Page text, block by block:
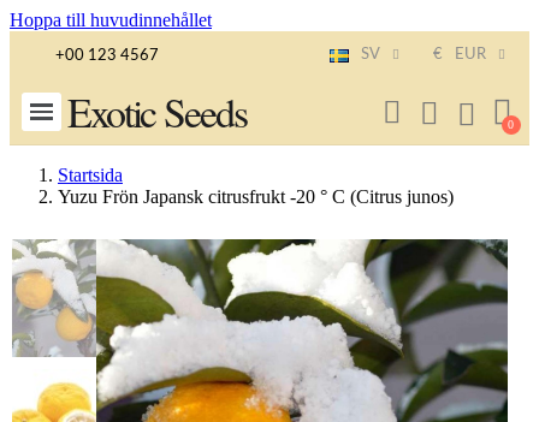
Hoppa till huvudinnehållet
+00 123 4567 SV € EUR
Exotic Seeds
Startsida
Yuzu Frön Japansk citrusfrukt -20 ° C (Citrus junos)